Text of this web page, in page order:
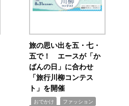
旅の思い出を五・七・
五で！ エースが「か
ばんの日」に合わせ
「旅行川柳コンテス
ト」を開催
おでかけ ファッション